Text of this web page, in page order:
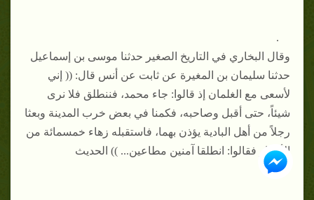
.
وقال البخاري في التاريخ الصغير حدثنا موسى بن إسماعيل
حدثنا سليمان بن المغيرة عن ثابت عن أنس قال: (( إني
لأسعى مع الغلمان إذ قالوا: جاء محمد، فننطلق فلا نرى
شيئاً، حتى أقبل وصاحبه، فكمنا في بعض خرب المدينة وبعثا
رجلاً من أهل البادية يؤذن بهما، فاستقبله زهاء خمسمائة من
الأنصار فقالوا: انطلقا آمنين مطاعين... )) الحديث